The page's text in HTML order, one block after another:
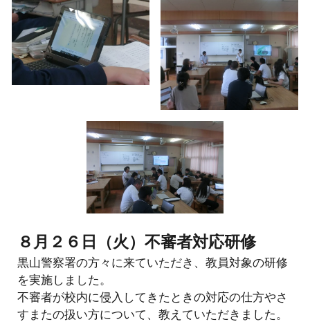
８月２６日（火）不審者対応研修
黒山警察署の方々に来ていただき、教員対象の研修
を実施しました。
不審者が校内に侵入してきたときの対応の仕方やさ
すまたの扱い方について、教えていただきました。